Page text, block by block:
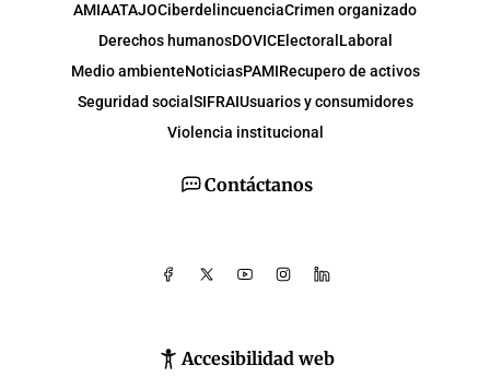
Contáctanos
Accesibilidad web
AMIAATAJOCiberdelincuenciaCrimen organizado
Derechos humanosDOVICElectoral Laboral
Medio ambienteNoticiasPAMIRecupero de activos
Seguridad social SIFRAIUsuarios y consumidores
Violencia institucional